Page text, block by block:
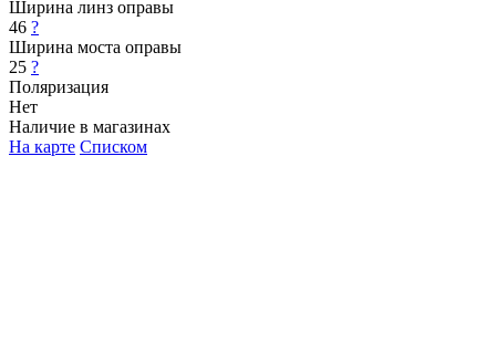
Ширина линз оправы
46 ?
Ширина моста оправы
25 ?
Поляризация
Нет
Наличие в магазинах
На карте Списком